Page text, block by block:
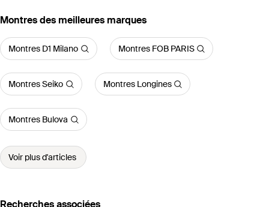
‪Montres‬ des meilleures marques
Montres D1 Milano Montres FOB PARIS
Montres Seiko Montres Longines
Montres Bulova
Voir plus d'articles